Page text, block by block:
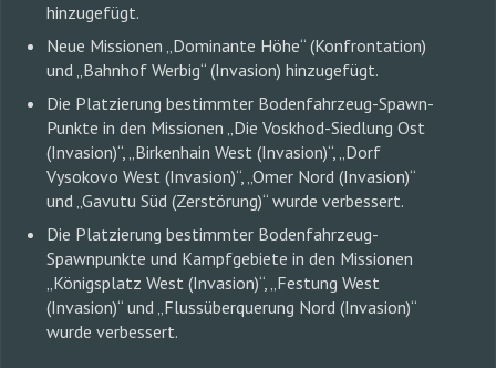
hinzugefügt.
Neue Missionen „Dominante Höhe“ (Konfrontation)
und „Bahnhof Werbig“ (Invasion) hinzugefügt.
Die Platzierung bestimmter Bodenfahrzeug-Spawn-
Punkte in den Missionen „Die Voskhod-Siedlung Ost
(Invasion)“, „Birkenhain West (Invasion)“, „Dorf
Vysokovo West (Invasion)“, „Omer Nord (Invasion)“
und „Gavutu Süd (Zerstörung)“ wurde verbessert.
Die Platzierung bestimmter Bodenfahrzeug-
Spawnpunkte und Kampfgebiete in den Missionen
„Königsplatz West (Invasion)“, „Festung West
(Invasion)“ und „Flussüberquerung Nord (Invasion)“
wurde verbessert.